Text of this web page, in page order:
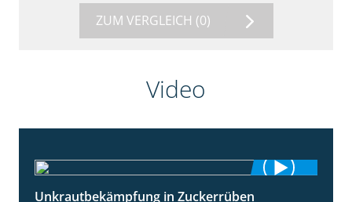
ZUM VERGLEICH (0)
Video
Unkrautbekämpfung in Zuckerrüben